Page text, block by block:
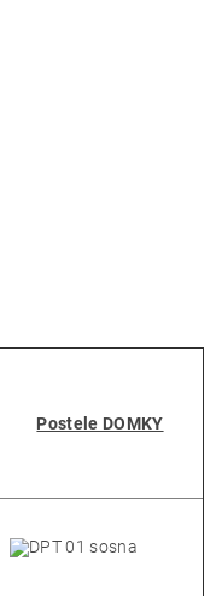
Postele DOMKY